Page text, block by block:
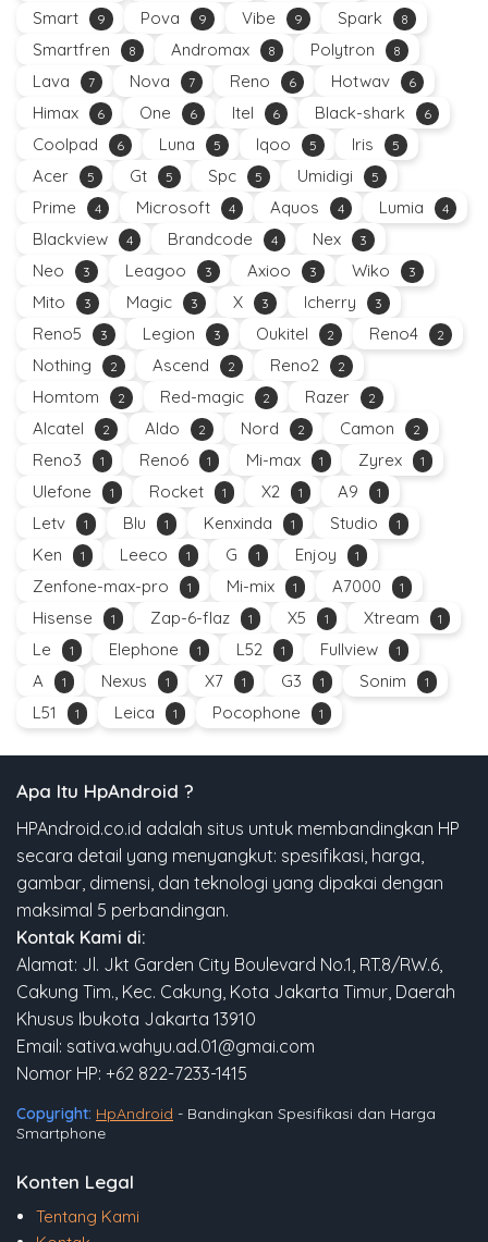
Smart 9 Pova 9 Vibe 9 Spark 8
Smartfren 8 Andromax 8 Polytron 8
Lava 7 Nova 7 Reno 6 Hotwav 6
Himax 6 One 6 Itel 6 Black-shark 6
Coolpad 6 Luna 5 Iqoo 5 Iris 5
Acer 5 Gt 5 Spc 5 Umidigi 5
Prime 4 Microsoft 4 Aquos 4 Lumia 4
Blackview 4 Brandcode 4 Nex 3
Neo 3 Leagoo 3 Axioo 3 Wiko 3
Mito 3 Magic 3 X 3 Icherry 3
Reno5 3 Legion 3 Oukitel 2 Reno4 2
Nothing 2 Ascend 2 Reno2 2
Homtom 2 Red-magic 2 Razer 2
Alcatel 2 Aldo 2 Nord 2 Camon 2
Reno3 1 Reno6 1 Mi-max 1 Zyrex 1
Ulefone 1 Rocket 1 X2 1 A9 1
Letv 1 Blu 1 Kenxinda 1 Studio 1
Ken 1 Leeco 1 G 1 Enjoy 1
Zenfone-max-pro 1 Mi-mix 1 A7000 1
Hisense 1 Zap-6-flaz 1 X5 1 Xtream 1
Le 1 Elephone 1 L52 1 Fullview 1
A 1 Nexus 1 X7 1 G3 1 Sonim 1
L51 1 Leica 1 Pocophone 1
Apa Itu HpAndroid ?
HPAndroid.co.id adalah situs untuk membandingkan HP
secara detail yang menyangkut: spesifikasi, harga,
gambar, dimensi, dan teknologi yang dipakai dengan
maksimal 5 perbandingan.
Kontak Kami di:
Alamat: Jl. Jkt Garden City Boulevard No.1, RT.8/RW.6,
Cakung Tim., Kec. Cakung, Kota Jakarta Timur, Daerah
Khusus Ibukota Jakarta 13910
Email: sativa.wahyu.ad.01@gmai.com
Nomor HP: +62 822-7233-1415
Copyright: HpAndroid - Bandingkan Spesifikasi dan Harga
Smartphone
Konten Legal
Tentang Kami